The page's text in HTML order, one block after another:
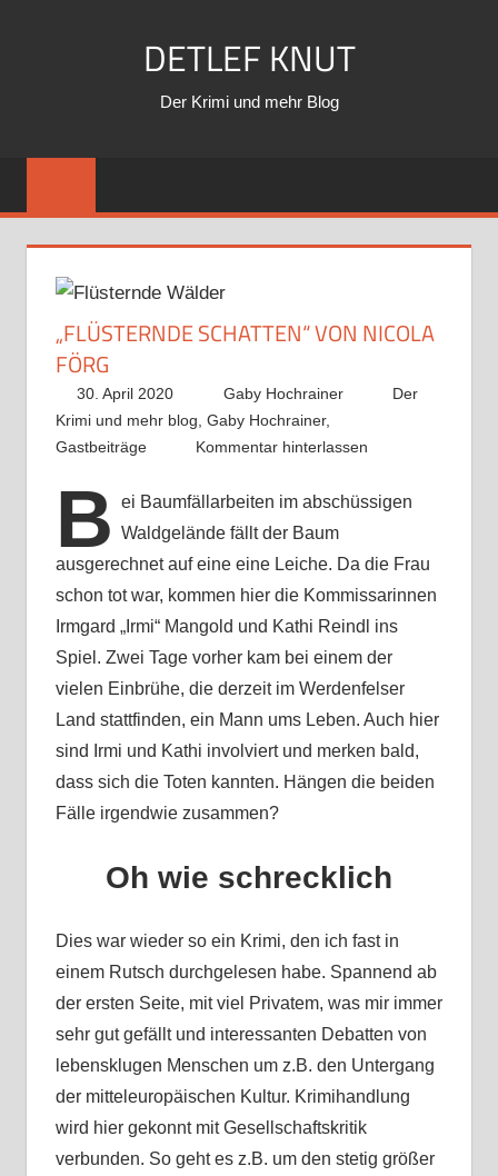
DETLEF KNUT
Der Krimi und mehr Blog
„FLÜSTERNDE SCHATTEN“ VON NICOLA
FÖRG
30. April 2020 Gaby Hochrainer
Der
Krimi und mehr blog, Gaby Hochrainer,
Gastbeiträge
Kommentar hinterlassen
B ei Baumfällarbeiten im abschüssigen
Waldgelände fällt der Baum
ausgerechnet auf eine eine Leiche. Da die Frau
schon tot war, kommen hier die Kommissarinnen
Irmgard „Irmi“ Mangold und Kathi Reindl ins
Spiel. Zwei Tage vorher kam bei einem der
vielen Einbrühe, die derzeit im Werdenfelser
Land stattfinden, ein Mann ums Leben. Auch hier
sind Irmi und Kathi involviert und merken bald,
dass sich die Toten kannten. Hängen die beiden
Fälle irgendwie zusammen?
Oh wie schrecklich
Dies war wieder so ein Krimi, den ich fast in
einem Rutsch durchgelesen habe. Spannend ab
der ersten Seite, mit viel Privatem, was mir immer
sehr gut gefällt und interessanten Debatten von
lebensklugen Menschen um z.B. den Untergang
der mitteleuropäischen Kultur. Krimihandlung
wird hier gekonnt mit Gesellschaftskritik
verbunden. So geht es z.B. um den stetig größer